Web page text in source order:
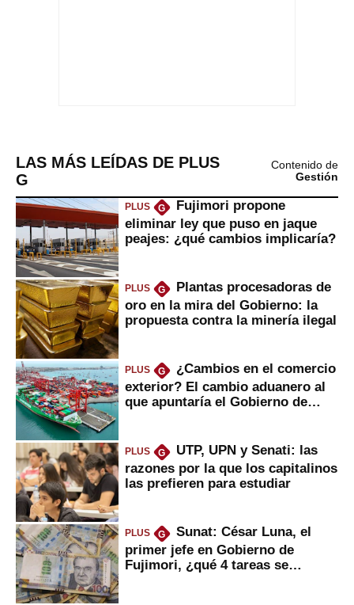
LAS MÁS LEÍDAS DE PLUS
G
Contenido de
Gestión
PLUS G
Fujimori propone
eliminar ley que puso en jaque
peajes: ¿qué cambios implicaría?
PLUS G
Plantas procesadoras de
oro en la mira del Gobierno: la
propuesta contra la minería ilegal
PLUS G
¿Cambios en el comercio
exterior? El cambio aduanero al
que apuntaría el Gobierno de
PLUS G
UTP, UPN y Senati: las
razones por la que los capitalinos
las prefieren para estudiar
PLUS G
Sunat: César Luna, el
primer jefe en Gobierno de
Fujimori, ¿qué 4 tareas se